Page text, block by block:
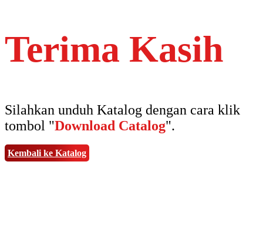
Terima Kasih
Silahkan unduh Katalog dengan cara klik
tombol "Download Catalog".
Kembali ke Katalog